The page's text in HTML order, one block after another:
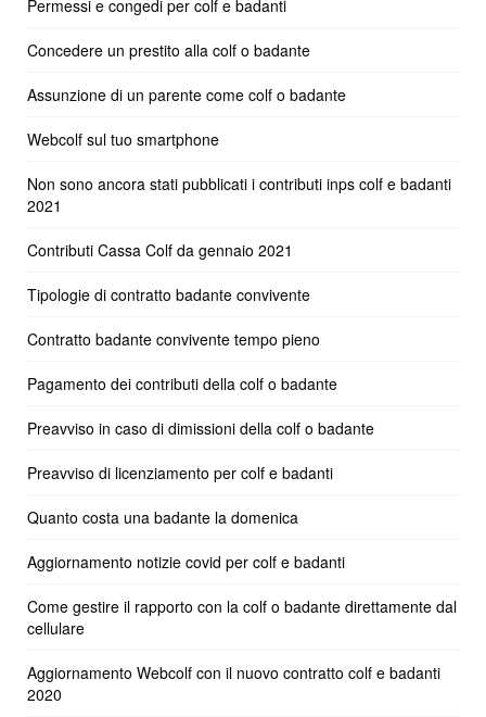
Permessi e congedi per colf e badanti
Concedere un prestito alla colf o badante
Assunzione di un parente come colf o badante
Webcolf sul tuo smartphone
Non sono ancora stati pubblicati i contributi inps colf e badanti
2021
Contributi Cassa Colf da gennaio 2021
Tipologie di contratto badante convivente
Contratto badante convivente tempo pieno
Pagamento dei contributi della colf o badante
Preavviso in caso di dimissioni della colf o badante
Preavviso di licenziamento per colf e badanti
Quanto costa una badante la domenica
Aggiornamento notizie covid per colf e badanti
Come gestire il rapporto con la colf o badante direttamente dal
cellulare
Aggiornamento Webcolf con il nuovo contratto colf e badanti
2020